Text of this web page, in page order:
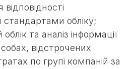
обліку;
та аналіз інформації
відстрочених
по групі компаній за